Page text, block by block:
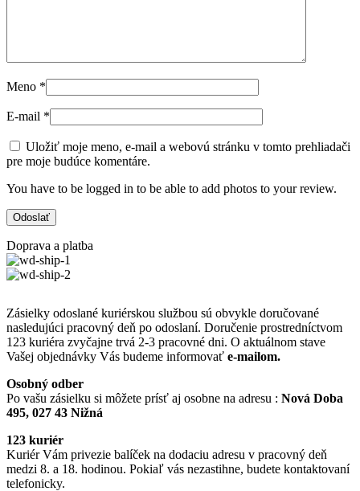
Meno *
E-mail *
Uložiť moje meno, e-mail a webovú stránku v tomto prehliadači
pre moje budúce komentáre.
You have to be logged in to be able to add photos to your review.
Doprava a platba
Zásielky odoslané kuriérskou službou sú obvykle doručované
nasledujúci pracovný deň po odoslaní. Doručenie prostredníctvom
123 kuriéra zvyčajne trvá 2-3 pracovné dni. O aktuálnom stave
Vašej objednávky Vás budeme informovať e-mailom.
Osobný odber
Po vašu zásielku si môžete prísť aj osobne na adresu : Nová Doba
495, 027 43 Nižná
123 kuriér
Kuriér Vám privezie balíček na dodaciu adresu v pracovný deň
medzi 8. a 18. hodinou. Pokiaľ vás nezastihne, budete kontaktovaní
telefonicky.